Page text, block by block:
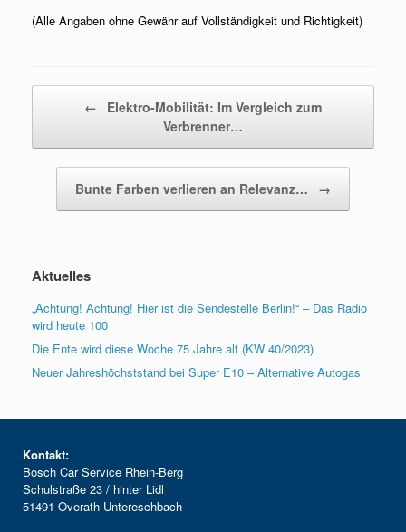
(Alle Angaben ohne Gewähr auf Vollständigkeit und Richtigkeit)
←
Elektro-Mobilität: Im Vergleich zum
Verbrenner…
Bunte Farben verlieren an Relevanz… →
Aktuelles
„Achtung! Achtung! Hier ist die Sendestelle Berlin!“ – Das Radio
wird heute 100
Die Ente wird diese Woche 75 Jahre alt (KW 40/2023)
Neuer Jahreshöchststand bei Super E10 – Alternative Autogas
Kontakt:
Bosch Car Service Rhein-Berg
Schulstraße 23 / hinter Lidl
51491 Overath-Untereschbach